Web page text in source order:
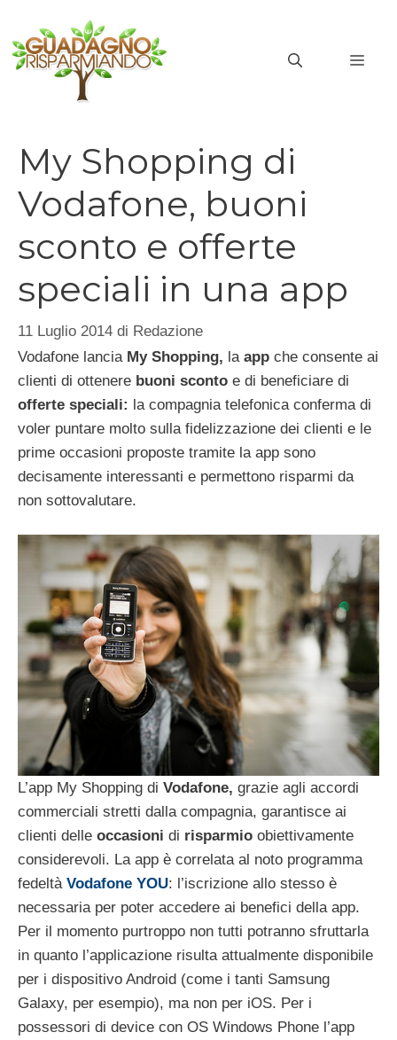
contenuto
My Shopping di
Vodafone, buoni
sconto e offerte
speciali in una app
11 Luglio 2014 di Redazione
Vodafone lancia My Shopping, la app che consente ai
clienti di ottenere buoni sconto e di beneficiare di
offerte speciali: la compagnia telefonica conferma di
voler puntare molto sulla fidelizzazione dei clienti e le
prime occasioni proposte tramite la app sono
decisamente interessanti e permettono risparmi da
non sottovalutare.
L’app My Shopping di Vodafone, grazie agli accordi
commerciali stretti dalla compagnia, garantisce ai
clienti delle occasioni di risparmio obiettivamente
considerevoli. La app è correlata al noto programma
fedeltà Vodafone YOU: l’iscrizione allo stesso è
necessaria per poter accedere ai benefici della app.
Per il momento purtroppo non tutti potranno sfruttarla
in quanto l’applicazione risulta attualmente disponibile
per i dispositivo Android (come i tanti Samsung
Galaxy, per esempio), ma non per iOS. Per i
possessori di device con OS Windows Phone l’app